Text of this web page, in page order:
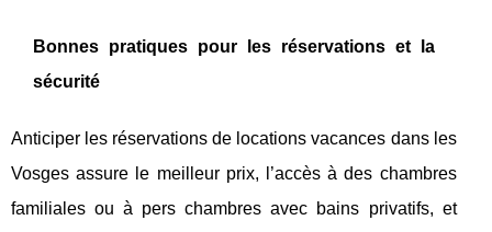
Bonnes pratiques pour les réservations et la
sécurité
Anticiper les réservations de locations vacances dans les
Vosges assure le meilleur prix, l’accès à des chambres
familiales ou à pers chambres avec bains privatifs, et